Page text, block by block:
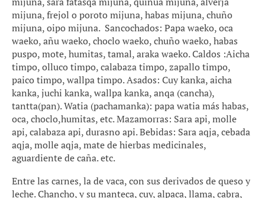
mijuna, frejol o poroto mijuna, habas mijuna, chuño
mijuna, oipo mijuna. Sancochados: Papa waeko, oca
waeko, añu waeko, choclo waeko, chuño waeko, habas
puspo, mote, humitas, tamal, araka waeko. Caldos :Aicha
timpo, olluco timpo, calabaza timpo, zapallo timpo,
paico timpo, wallpa timpo. Asados: Cuy kanka, aicha
kanka, juchi kanka, wallpa kanka, anqa (cancha),
tantta(pan). Watia (pachamanka): papa watia más habas,
oca, choclo,humitas, etc. Mazamorras: Sara api, molle
api, calabaza api, durasno api. Bebidas: Sara aqja, cebada
aqja, molle aqja, mate de hierbas medicinales,
aguardiente de caña. etc.
Entre las carnes, la de vaca, con sus derivados de queso y
leche. Chancho, y su manteca, cuy, alpaca, llama, cabra,